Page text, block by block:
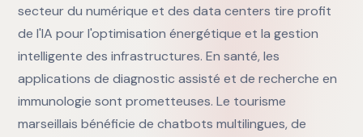
secteur du numérique et des data centers tire profit
de l'IA pour l'optimisation énergétique et la gestion
intelligente des infrastructures. En santé, les
applications de diagnostic assisté et de recherche en
immunologie sont prometteuses. Le tourisme
marseillais bénéficie de chatbots multilingues, de